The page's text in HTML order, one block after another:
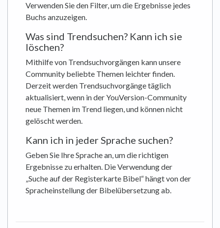
Verwenden Sie den Filter, um die Ergebnisse jedes
Buchs anzuzeigen.
Was sind Trendsuchen? Kann ich sie
löschen?
Mithilfe von Trendsuchvorgängen kann unsere
Community beliebte Themen leichter finden.
Derzeit werden Trendsuchvorgänge täglich
aktualisiert, wenn in der YouVersion-Community
neue Themen im Trend liegen, und können nicht
gelöscht werden.
Kann ich in jeder Sprache suchen?
Geben Sie Ihre Sprache an, um die richtigen
Ergebnisse zu erhalten. Die Verwendung der
„Suche auf der Registerkarte Bibel“ hängt von der
Spracheinstellung der Bibelübersetzung ab.